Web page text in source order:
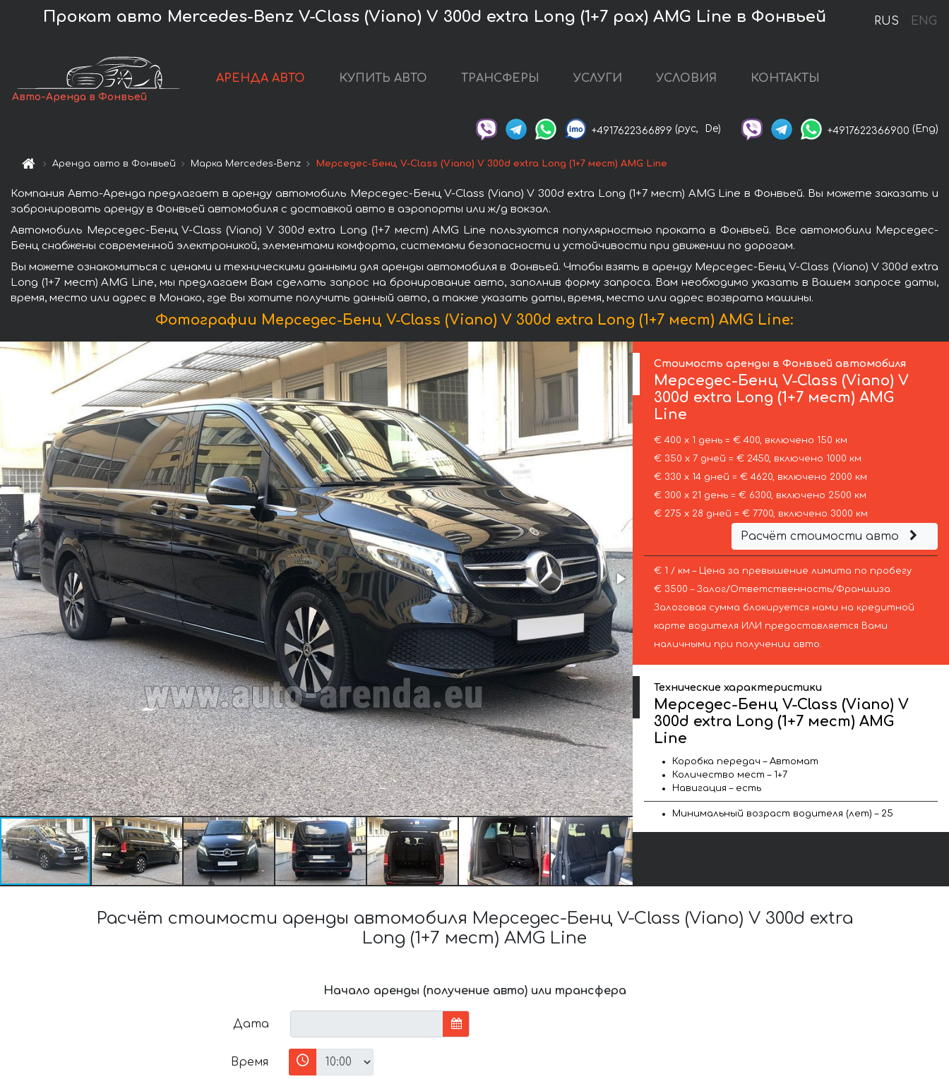
RUS ENG
Прокат авто Mercedes-Benz V-Class (Viano) V 300d extra Long (1+7 pax) AMG Line в Фонвьей
Авто-Аренда в Фонвьей
АРЕНДА АВТО КУПИТЬ АВТО ТРАНСФЕРЫ УСЛУГИ УСЛОВИЯ КОНТАКТЫ
+4917622366899 (рус, De) +4917622366900 (Eng)
Аренда авто в Фонвьей Марка Mercedes-Benz Мерседес-Бенц V-Class (Viano) V 300d extra Long (1+7 мест) AMG Line
Компания Авто-Аренда предлагает в аренду автомобиль Мерседес-Бенц V-Class (Viano) V 300d extra Long (1+7 мест) AMG Line в Фонвьей. Вы можете заказать и
забронировать аренду в Фонвьей автомобиля с доставкой авто в аэропорты или ж/д вокзал.
Автомобиль Мерседес-Бенц V-Class (Viano) V 300d extra Long (1+7 мест) AMG Line пользуются популярностью проката в Фонвьей. Все автомобили Мерседес-
Бенц снабжены современной электроникой, элементами комфорта, системами безопасности и устойчивости при движении по дорогам.
Вы можете ознакомиться с ценами и техническими данными для аренды автомобиля в Фонвьей. Чтобы взять в аренду Мерседес-Бенц V-Class (Viano) V 300d extra
Long (1+7 мест) AMG Line, мы предлагаем Вам сделать запрос на бронирование авто, заполнив форму запроса. Вам необходимо указать в Вашем запросе даты,
время, место или адрес в Монако, где Вы хотите получить данный авто, а также указать даты, время, место или адрес возврата машины.
Фотографии Мерседес-Бенц V-Class (Viano) V 300d extra Long (1+7 мест) AMG Line:
Стоимость аренды в Фонвьей автомобиля
Мерседес-Бенц V-Class (Viano) V
300d extra Long (1+7 мест) AMG
Line
€ 400 х 1 день = € 400, включено 150 км
€ 350 х 7 дней = € 2450, включено 1000 км
€ 330 х 14 дней = € 4620, включено 2000 км
€ 300 х 21 день = € 6300, включено 2500 км
€ 275 х 28 дней = € 7700, включено 3000 км
Расчёт стоимости авто
€ 1 / км – Цена за превышение лимита по пробегу
€ 3500 – Залог/Ответственность/Франшиза.
Залоговая сумма блокируется нами на кредитной
карте водителя ИЛИ предоставляется Вами
наличными при получении авто.
Технические характеристики
Мерседес-Бенц V-Class (Viano) V
300d extra Long (1+7 мест) AMG
Line
Коробка передач – Автомат
Количество мест – 1+7
Навигация – есть
Минимальный возраст водителя (лет) – 25
Расчёт стоимости аренды автомобиля Мерседес-Бенц V-Class (Viano) V 300d extra
Long (1+7 мест) AMG Line
Начало аренды (получение авто) или трансфера
Дата
Время